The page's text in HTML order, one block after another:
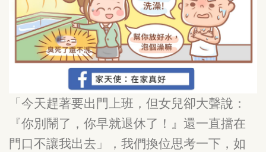
「今天趕著要出門上班，但女兒卻大聲說：
『你別鬧了，你早就退休了！』還一直擋在
門口不讓我出去」，我們換位思考一下，如